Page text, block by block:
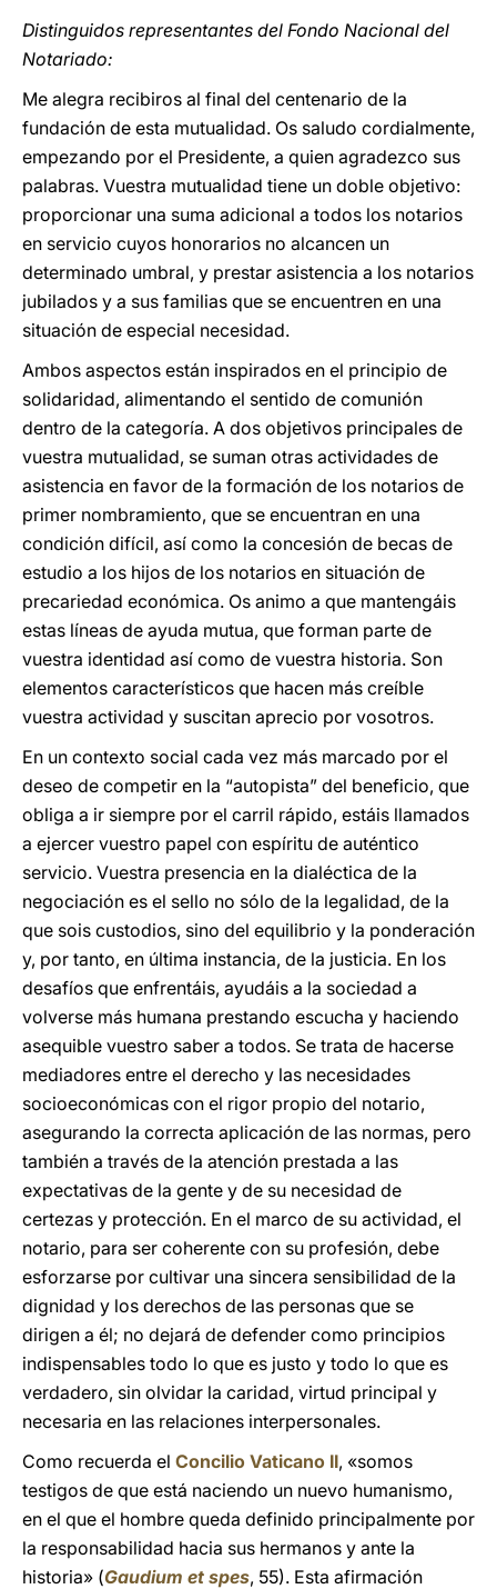
Distinguidos representantes del Fondo Nacional del
Notariado:
Me alegra recibiros al final del centenario de la
fundación de esta mutualidad. Os saludo cordialmente,
empezando por el Presidente, a quien agradezco sus
palabras. Vuestra mutualidad tiene un doble objetivo:
proporcionar una suma adicional a todos los notarios
en servicio cuyos honorarios no alcancen un
determinado umbral, y prestar asistencia a los notarios
jubilados y a sus familias que se encuentren en una
situación de especial necesidad.
Ambos aspectos están inspirados en el principio de
solidaridad, alimentando el sentido de comunión
dentro de la categoría. A dos objetivos principales de
vuestra mutualidad, se suman otras actividades de
asistencia en favor de la formación de los notarios de
primer nombramiento, que se encuentran en una
condición difícil, así como la concesión de becas de
estudio a los hijos de los notarios en situación de
precariedad económica. Os animo a que mantengáis
estas líneas de ayuda mutua, que forman parte de
vuestra identidad así como de vuestra historia. Son
elementos característicos que hacen más creíble
vuestra actividad y suscitan aprecio por vosotros.
En un contexto social cada vez más marcado por el
deseo de competir en la “autopista” del beneficio, que
obliga a ir siempre por el carril rápido, estáis llamados
a ejercer vuestro papel con espíritu de auténtico
servicio. Vuestra presencia en la dialéctica de la
negociación es el sello no sólo de la legalidad, de la
que sois custodios, sino del equilibrio y la ponderación
y, por tanto, en última instancia, de la justicia. En los
desafíos que enfrentáis, ayudáis a la sociedad a
volverse más humana prestando escucha y haciendo
asequible vuestro saber a todos. Se trata de hacerse
mediadores entre el derecho y las necesidades
socioeconómicas con el rigor propio del notario,
asegurando la correcta aplicación de las normas, pero
también a través de la atención prestada a las
expectativas de la gente y de su necesidad de
certezas y protección. En el marco de su actividad, el
notario, para ser coherente con su profesión, debe
esforzarse por cultivar una sincera sensibilidad de la
dignidad y los derechos de las personas que se
dirigen a él; no dejará de defender como principios
indispensables todo lo que es justo y todo lo que es
verdadero, sin olvidar la caridad, virtud principal y
necesaria en las relaciones interpersonales.
Como recuerda el Concilio Vaticano II, «somos
testigos de que está naciendo un nuevo humanismo,
en el que el hombre queda definido principalmente por
la responsabilidad hacia sus hermanos y ante la
historia» (Gaudium et spes, 55). Esta afirmación